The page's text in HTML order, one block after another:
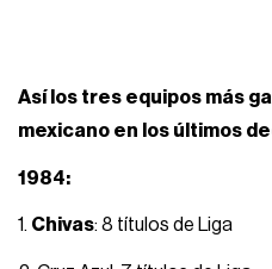
Así los tres equipos más
mexicano en los últimos
1984:
1. Chivas: 8 títulos de Liga